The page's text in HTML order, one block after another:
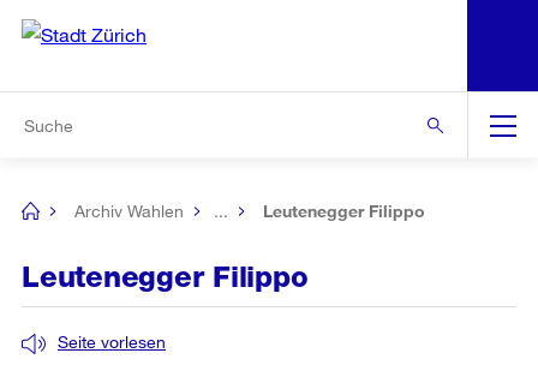
Navigation
[no
Archiv Wahlen ... Leutenegger Filippo
Leutenegger Filippo
Seite vorlesen